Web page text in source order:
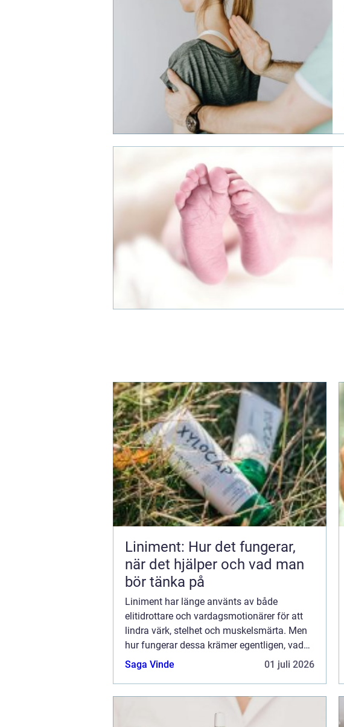
Liniment: Hur det fungerar,
när det hjälper och vad man
bör tänka på
Liniment har länge använts av både
elitidrottare och vardagsmotionärer för att
lindra värk, stelhet och muskelsmärta. Men
hur fungerar dessa krämer egentligen, vad
innehåller de och när passar de b&...
Saga Vinde 01 juli 2026